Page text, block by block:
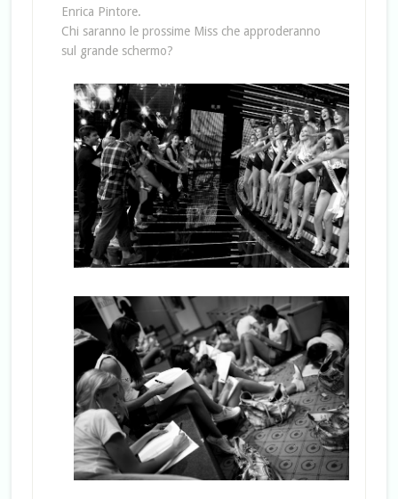
Enrica Pintore.
Chi saranno le prossime Miss che approderanno
sul grande schermo?